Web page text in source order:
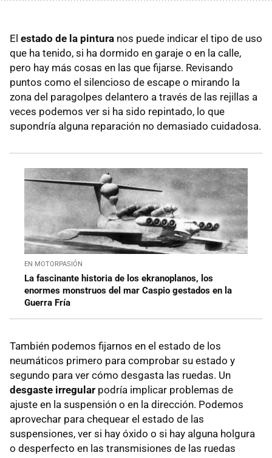
El estado de la pintura nos puede indicar el tipo de uso
que ha tenido, si ha dormido en garaje o en la calle,
pero hay más cosas en las que fijarse. Revisando
puntos como el silencioso de escape o mirando la
zona del paragolpes delantero a través de las rejillas a
veces podemos ver si ha sido repintado, lo que
supondría alguna reparación no demasiado cuidadosa.
EN MOTORPASIÓN
La fascinante historia de los ekranoplanos, los
enormes monstruos del mar Caspio gestados en la
Guerra Fría
También podemos fijarnos en el estado de los
neumáticos primero para comprobar su estado y
segundo para ver cómo desgasta las ruedas. Un
desgaste irregular podría implicar problemas de
ajuste en la suspensión o en la dirección. Podemos
aprovechar para chequear el estado de las
suspensiones, ver si hay óxido o si hay alguna holgura
o desperfecto en las transmisiones de las ruedas